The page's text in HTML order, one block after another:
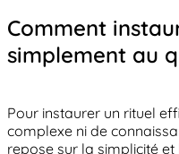
Comment
simplement au
Pour instaurer un rituel
complexe ni de
repose sur la simplicité